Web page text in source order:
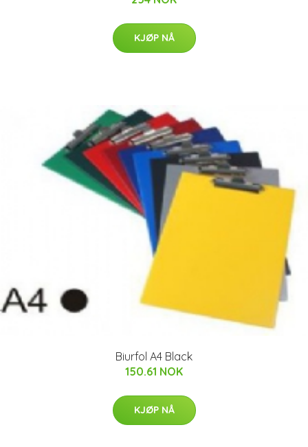
KJØP NÅ
Biurfol A4 Black
150.61 NOK
KJØP NÅ